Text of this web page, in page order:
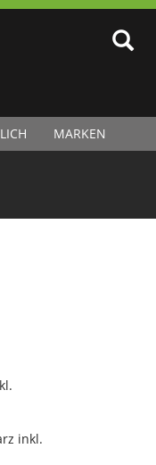
MARKEN
inkl.